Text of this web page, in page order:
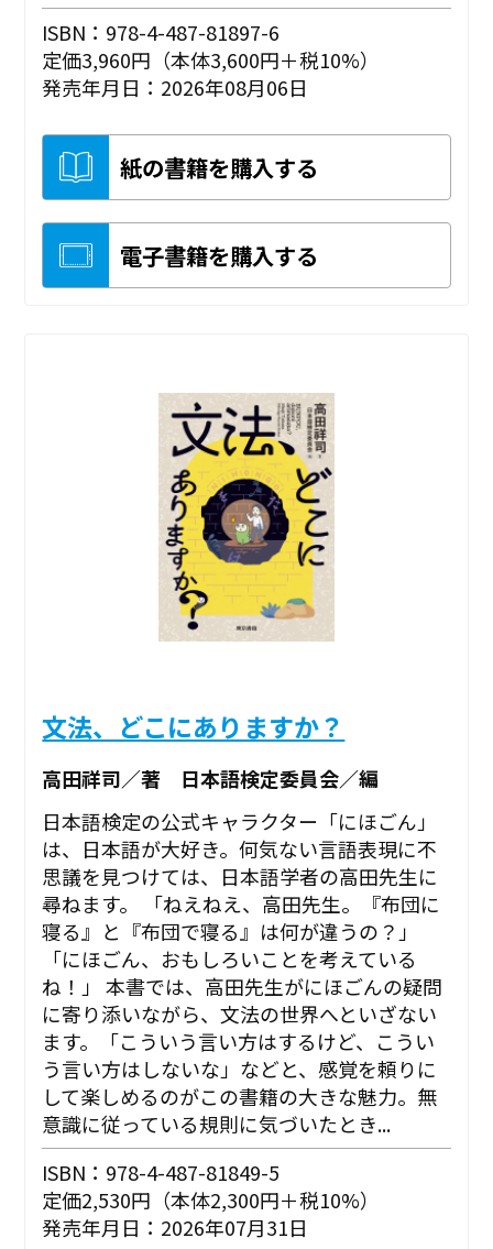
ISBN：978-4-487-81897-6
定価3,960円（本体3,600円＋税10%）
発売年月日：2026年08月06日
紙の書籍を購入する
電子書籍を購入する
文法、どこにありますか？
高田祥司／著 日本語検定委員会／編
日本語検定の公式キャラクター「にほごん」
は、日本語が大好き。何気ない言語表現に不
思議を見つけては、日本語学者の高田先生に
尋ねます。 「ねえねえ、高田先生。『布団に
寝る』と『布団で寝る』は何が違うの？」
「にほごん、おもしろいことを考えている
ね！」 本書では、高田先生がにほごんの疑問
に寄り添いながら、文法の世界へといざない
ます。「こういう言い方はするけど、こうい
う言い方はしないな」などと、感覚を頼りに
して楽しめるのがこの書籍の大きな魅力。無
意識に従っている規則に気づいたとき...
ISBN：978-4-487-81849-5
定価2,530円（本体2,300円＋税10%）
発売年月日：2026年07月31日